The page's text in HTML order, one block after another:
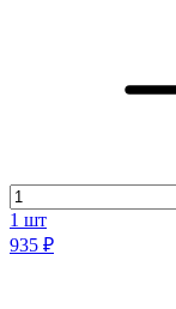
1 шт
935 ₽